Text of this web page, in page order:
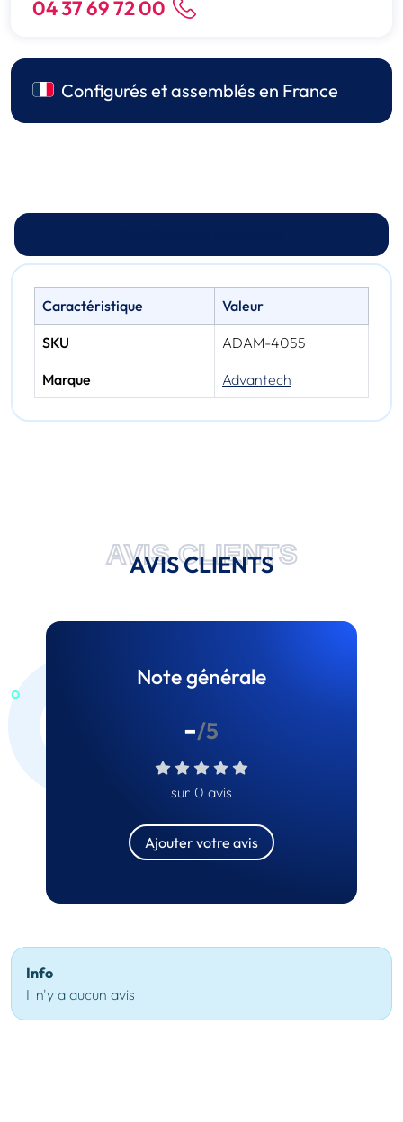
04 37 69 72 00
Configurés et assemblés en France
Caractéristique Valeur
SKU ADAM-4055
Marque Advantech
AVIS CLIENTS
AVIS CLIENTS
Note générale
-/5
sur 0 avis
Ajouter votre avis
Info
Il n'y a aucun avis